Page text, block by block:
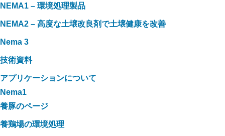
NEMA1 – 環境処理製品
NEMA2 – 高度な土壌改良剤で土壌健康を改善
Nema 3
技術資料
アプリケーションについて
Nema1
養豚のページ
養鶏場の環境処理